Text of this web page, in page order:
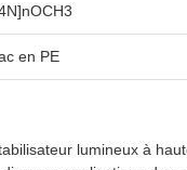
en PE
lumineux à